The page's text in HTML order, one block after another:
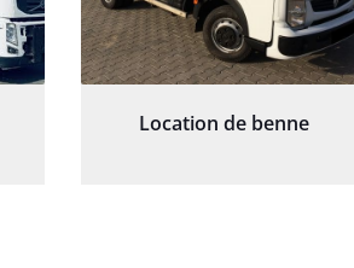
Location de benne